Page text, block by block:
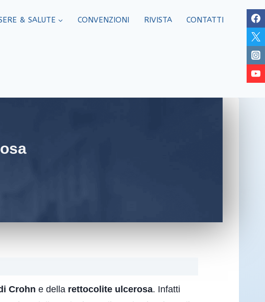
& SALUTE CONVENZIONI RIVISTA CONTATTI
Crohn e della rettocolite ulcerosa. Infatti